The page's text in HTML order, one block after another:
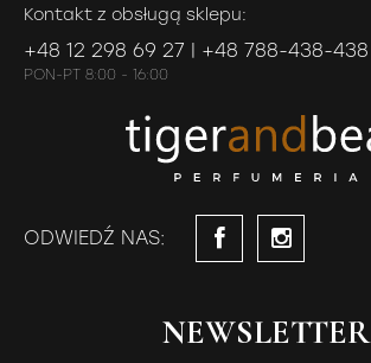
Kontakt z obsługą sklepu:
+48 12 298 69 27 | +48 788-438-438
PON-PT 8:00 - 16:00
ODWIEDŹ NAS:
NEWSLETTER